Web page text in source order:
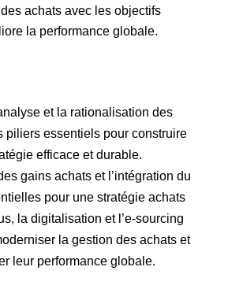
des achats avec les objectifs
la performance globale.
et la rationalisation des
piliers essentiels pour construire
efficace et durable.
gains achats et l’intégration du
pour une stratégie achats
la digitalisation et l’e-sourcing
la gestion des achats et
leur performance globale.